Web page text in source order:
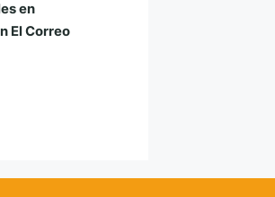
en
El Correo